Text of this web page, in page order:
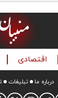
اقتصادی
درباره ما تبلیغات